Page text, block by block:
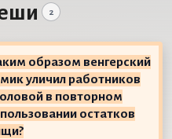
2
образом венгерский
уличил работников
в повторном
остатков